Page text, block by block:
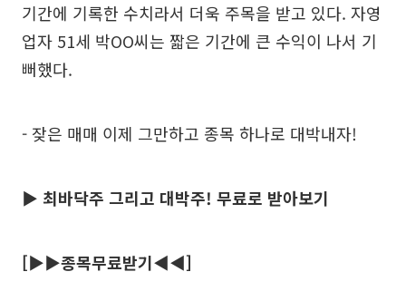
기간에 기록한 수치라서 더욱 주목을 받고 있다. 자영
업자 51세 박OO씨는 짧은 기간에 큰 수익이 나서 기
뻐했다.
- 잦은 매매 이제 그만하고 종목 하나로 대박내자!
▶ 최바닥주 그리고 대박주! 무료로 받아보기
[▶▶종목무료받기◀◀]